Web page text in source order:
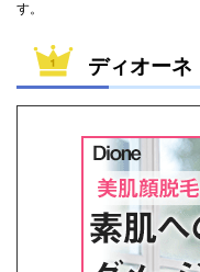
す。
ディオーネ